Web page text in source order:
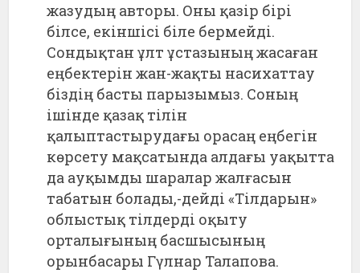
жазудың авторы. Оны қазір бірі
білсе, екіншісі біле бермейді.
Сондықтан ұлт ұстазының жасаған
еңбектерін жан-жақты насихаттау
біздің басты парызымыз. Соның
ішінде қазақ тілін
қалыптастырудағы орасаң еңбегін
көрсету мақсатында алдағы уақытта
да ауқымды шаралар жалғасын
табатын болады,-дейді «Тілдарын»
облыстық тілдерді оқыту
орталығының басшысының
орынбасары Гүлнар Талапова.